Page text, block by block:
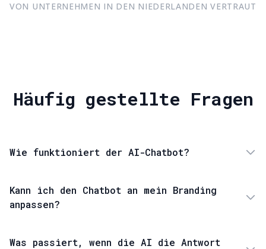
VON UNTERNEHMEN IN DEN NIEDERLANDEN VERTRAUT
Häufig gestellte Fragen
Wie funktioniert der AI-Chatbot?
Kann ich den Chatbot an mein Branding
anpassen?
Was passiert, wenn die AI die Antwort